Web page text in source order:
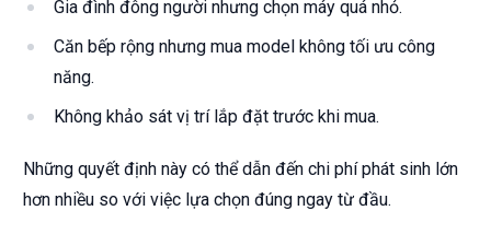
Gia đình đông người nhưng chọn máy quá nhỏ.
Căn bếp rộng nhưng mua model không tối ưu công
năng.
Không khảo sát vị trí lắp đặt trước khi mua.
Những quyết định này có thể dẫn đến chi phí phát sinh lớn
hơn nhiều so với việc lựa chọn đúng ngay từ đầu.